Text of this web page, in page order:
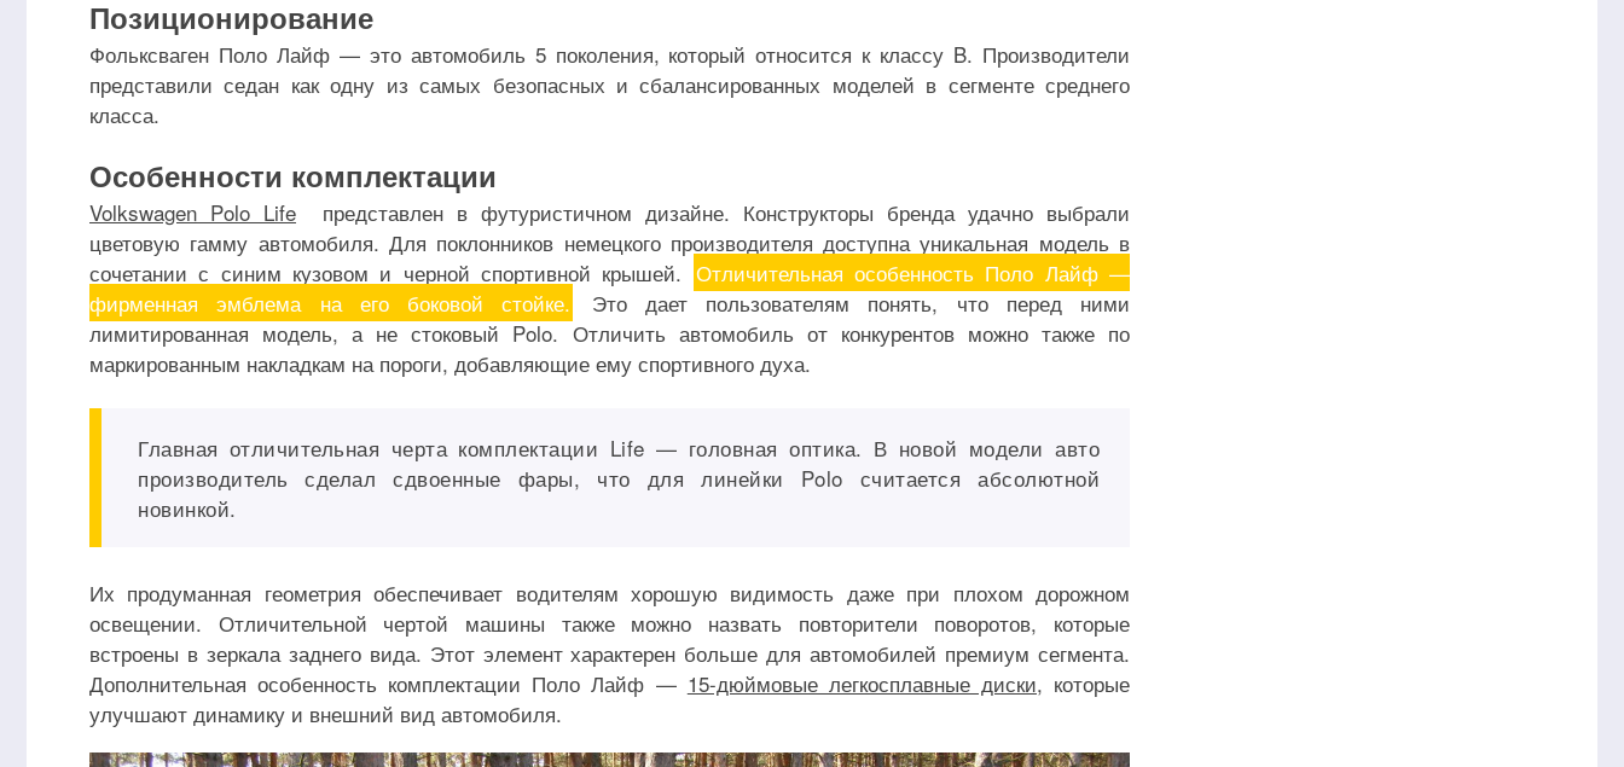
Позиционирование
Фольксваген Поло Лайф — это автомобиль 5 поколения, который относится к классу B. Производители
представили седан как одну из самых безопасных и сбалансированных моделей в сегменте среднего
класса.
Особенности комплектации
Volkswagen Polo Life представлен в футуристичном дизайне. Конструкторы бренда удачно выбрали
цветовую гамму автомобиля. Для поклонников немецкого производителя доступна уникальная модель в
сочетании с синим кузовом и черной спортивной крышей. Отличительная особенность Поло Лайф —
фирменная эмблема на его боковой стойке.
Это дает пользователям понять, что перед ними
лимитированная модель, а не стоковый Polo. Отличить автомобиль от конкурентов можно также по
маркированным накладкам на пороги, добавляющие ему спортивного духа.
Главная отличительная черта комплектации Life — головная оптика. В новой модели авто
производитель сделал сдвоенные фары, что для линейки Polo считается абсолютной
новинкой.
Их продуманная геометрия обеспечивает водителям хорошую видимость даже при плохом дорожном
освещении. Отличительной чертой машины также можно назвать повторители поворотов, которые
встроены в зеркала заднего вида. Этот элемент характерен больше для автомобилей премиум сегмента.
Дополнительная особенность комплектации Поло Лайф — 15-дюймовые легкосплавные диски, которые
улучшают динамику и внешний вид автомобиля.